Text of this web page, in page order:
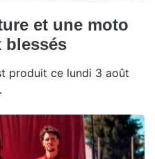
et une moto
blessés
produit ce lundi 3 août